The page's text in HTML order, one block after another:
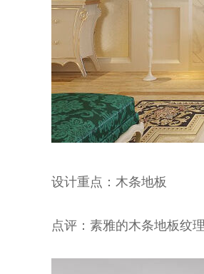
设计重点：木条地板
点评：素雅的木条地板纹